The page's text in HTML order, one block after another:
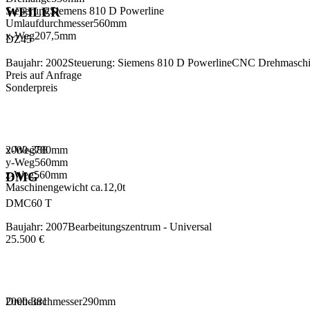
SteuerungSiemens 810 D Powerline
Umlaufdurchmesser560mm
x-Weg207,5mm
WEILER
DZ45
Baujahr: 2002Steuerung: Siemens 810 D PowerlineCNC
Preis auf Anfrage
Sonderpreis
x-Weg780mm
y-Weg560mm
z-Weg560mm
Maschinengewicht ca.12,0t
2000-388
DMG
DMC60 T
Baujahr: 2007Bearbeitungszentrum - Universal
25.500 €
Drehdurchmesser290mm
2000-381